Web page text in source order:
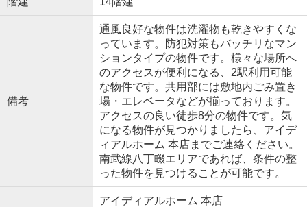
備考
通風良好な物件は洗濯物も乾きやすくな
っています。防犯対策もバッチリなマン
ションタイプの物件です。様々な場所へ
のアクセスが便利になる、2駅利用可能
な物件です。共用部には敷地内ごみ置き
場・エレベータなどが揃っております。
アクセスの良い徒歩8分の物件です。気
になる物件が見つかりましたら、アイデ
ィアルホーム 本店までご連絡ください。
南武線八丁畷エリアであれば、条件の整
った物件を見つけることが可能です。
アイディアルホーム 本店